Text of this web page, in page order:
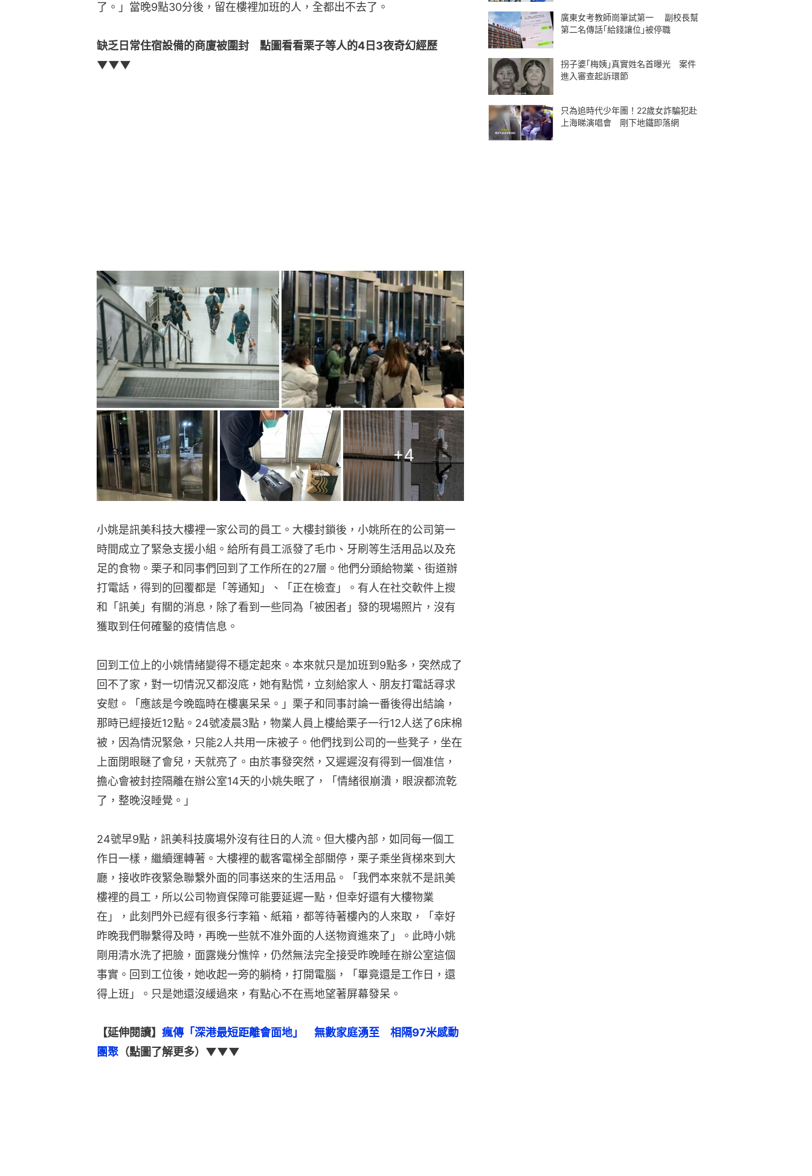
了。」當晚9點30分後，留在樓裡加班的人，全都出不去了。
缺乏日常住宿設備的商廈被圍封　點圖看看栗子等人的4日3夜奇幻經歷
▼▼▼
+4
小姚是訊美科技大樓裡一家公司的員工。大樓封鎖後，小姚所在的公司第一
時間成立了緊急支援小組。給所有員工派發了毛巾、牙刷等生活用品以及充
足的食物。栗子和同事們回到了工作所在的27層。他們分頭給物業、街道辦
打電話，得到的回覆都是「等通知」、「正在檢查」。有人在社交軟件上搜
和「訊美」有關的消息，除了看到一些同為「被困者」發的現場照片，沒有
獲取到任何確鑿的疫情信息。
回到工位上的小姚情緒變得不穩定起來。本來就只是加班到9點多，突然成了
回不了家，對一切情況又都沒底，她有點慌，立刻給家人、朋友打電話尋求
安慰。「應該是今晚臨時在樓裏呆呆。」栗子和同事討論一番後得出結論，
那時已經接近12點。24號凌晨3點，物業人員上樓給栗子一行12人送了6床棉
被，因為情況緊急，只能2人共用一床被子。他們找到公司的一些凳子，坐在
上面閉眼瞇了會兒，天就亮了。由於事發突然，又遲遲沒有得到一個准信，
擔心會被封控隔離在辦公室14天的小姚失眠了，「情緒很崩潰，眼淚都流乾
了，整晚沒睡覺。」
24號早9點，訊美科技廣場外沒有往日的人流。但大樓內部，如同每一個工
作日一樣，繼續運轉著。大樓裡的載客電梯全部關停，栗子乘坐貨梯來到大
廳，接收昨夜緊急聯繫外面的同事送來的生活用品。「我們本來就不是訊美
樓裡的員工，所以公司物資保障可能要延遲一點，但幸好還有大樓物業
在」，此刻門外已經有很多行李箱、紙箱，都等待著樓內的人來取，「幸好
昨晚我們聯繫得及時，再晚一些就不准外面的人送物資進來了」。此時小姚
剛用清水洗了把臉，面露幾分憔悴，仍然無法完全接受昨晚睡在辦公室這個
事實。回到工位後，她收起一旁的躺椅，打開電腦，「畢竟還是工作日，還
得上班」。只是她還沒緩過來，有點心不在焉地望著屏幕發呆。
【延伸閱讀】 瘋傳「深港最短距離會面地」　無數家庭湧至　相隔97米感動
團聚 （點圖了解更多）▼▼▼
廣東女考教師崗筆試第一 副校長幫
第二名傳話｢給錢讓位｣被停職
拐子婆｢梅姨｣真實姓名首曝光 案件
進入審查起訴環節
只為追時代少年團！22歲女詐騙犯赴
上海睇演唱會 剛下地鐵即落網